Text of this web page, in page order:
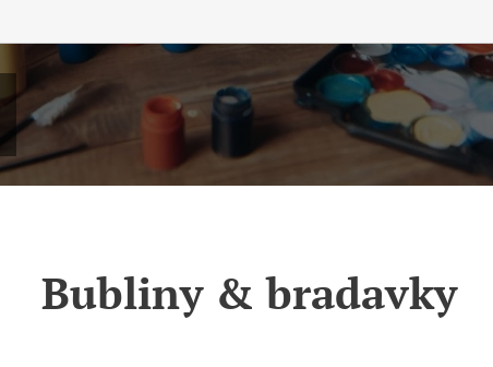
Bubliny & bradavky